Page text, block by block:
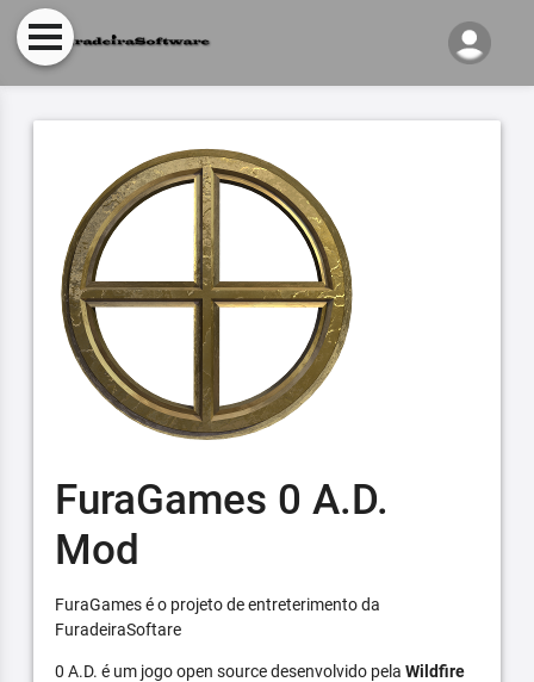
FuraGames 0 A.D.
Mod
FuraGames é o projeto de entreterimento da
FuradeiraSoftare
0 A.D. é um jogo open source desenvolvido pela Wildfire